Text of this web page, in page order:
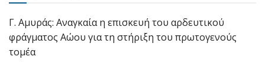
Γ. Αμυράς: Αναγκαία η επισκευή του αρδευτικού
φράγματος Αώου για τη στήριξη του πρωτογενούς
τομέα